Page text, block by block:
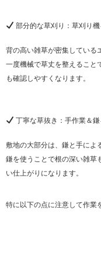
部分的な草刈り：草刈り機
背の高い雑草が密集している
一度機械で草丈を整えること
も確認しやすくなります。
丁寧な草抜き：手作業＆鎌
敷地の大部分は、鎌と手によ
鎌を使うことで根の深い雑草
い仕上がりになります。
特に以下の点に注意して作業